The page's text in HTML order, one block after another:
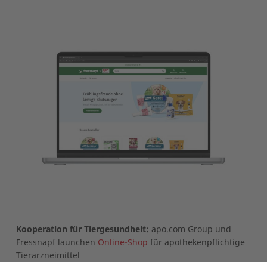
Kooperation für Tiergesundheit: apo.com Group und
Fressnapf launchen Online-Shop für apothekenpflichtige
Tierarzneimittel